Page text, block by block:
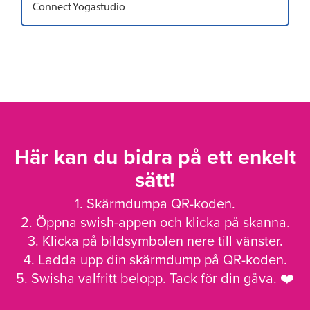
Connect Yogastudio
Här kan du bidra på ett enkelt
sätt!
1. Skärmdumpa QR-koden.
2. Öppna swish-appen och klicka på skanna.
3. Klicka på bildsymbolen nere till vänster.
4. Ladda upp din skärmdump på QR-koden.
5. Swisha valfritt belopp. Tack för din gåva. ❤️